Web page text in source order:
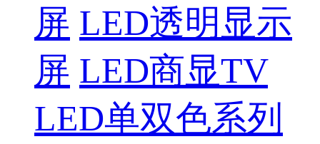
屏 LED透明显示
屏 LED商显TV
LED单双色系列